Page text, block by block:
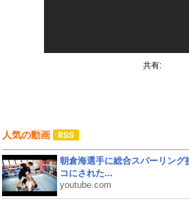
共有:
人気の動画
朝倉海選手に総合スパーリング
コにされた...
youtube.com